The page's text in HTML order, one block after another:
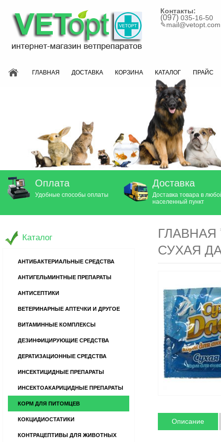
Контакты:
(097) 035-16-50
✎mail@vetopt.com
ГЛАВНАЯ ДОСТАВКА КОРЗИНА КАТАЛОГ ПРАЙС
Оплата
Удобные способы оплаты
Доставка
Доставка товара в
населенный пункт
ГЛАВНАЯ
СУХАЯ
Описание
Каталог
АНТИБАКТЕРИАЛЬНЫЕ СРЕДСТВА
АНТИГЕЛЬМИНТНЫЕ ПРЕПАРАТЫ
АНТИСЕПТИКИ
ВЕТЕРИНАРНЫЕ АПТЕЧКИ И ДРУГОЕ
ВИТАМИННЫЕ КОМПЛЕКСЫ
ДЕЗИНФИЦИРУЮЩИЕ СРЕДСТВА
ДЕРАТИЗАЦИОННЫЕ СРЕДСТВА
ИНСЕКТИЦИДНЫЕ ПРЕПАРАТЫ
ИНСЕКТОАКАРИЦИДНЫЕ ПРЕПАРАТЫ
КОРМ ДЛЯ ПИТОМЦЕВ
КОКЦИДИОСТАТИКИ
КОНТРАЦЕПТИВЫ ДЛЯ ЖИВОТНЫХ